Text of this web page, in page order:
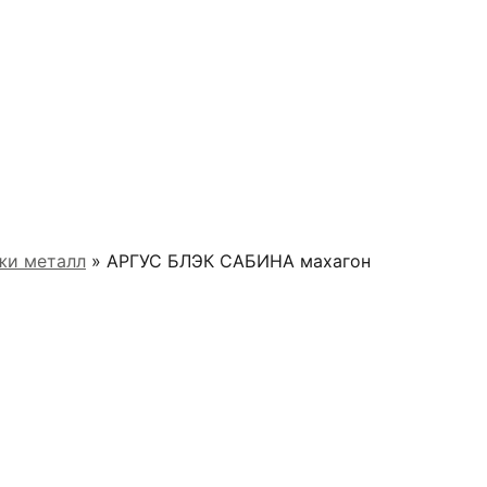
металл » АРГУС БЛЭК САБИНА махагон